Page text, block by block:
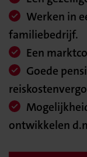
Werken in
familiebedrijf.
Een
Goede
ontwikkelen